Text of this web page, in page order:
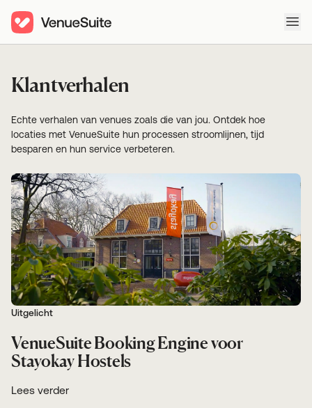
Klantverhalen
Echte verhalen van venues zoals die van jou. Ontdek hoe
locaties met VenueSuite hun processen stroomlijnen, tijd
besparen en hun service verbeteren.
Uitgelicht
VenueSuite Booking Engine voor
Stayokay Hostels
Lees verder